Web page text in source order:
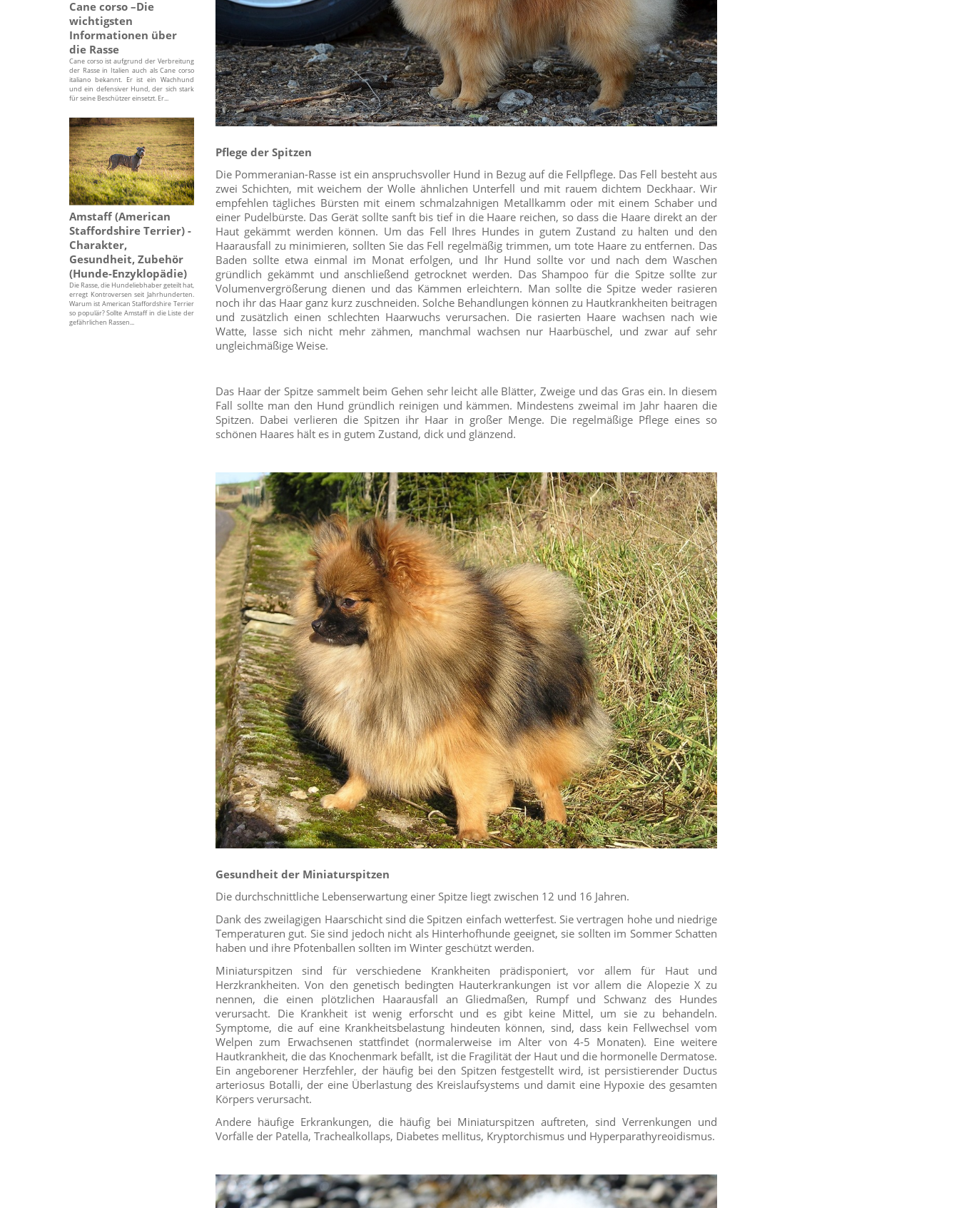
Cane corso –Die
wichtigsten
Informationen über
die Rasse
Cane corso ist aufgrund der Verbreitung
der Rasse in Italien auch als Cane corso
italiano bekannt. Er ist ein Wachhund
und ein defensiver Hund, der sich stark
für seine Beschützer einsetzt. Er...
Amstaff (American
Staffordshire Terrier) -
Charakter,
Gesundheit, Zubehör
(Hunde-Enzyklopädie)
Die Rasse, die Hundeliebhaber geteilt hat,
erregt Kontroversen seit Jahrhunderten.
Warum ist American Staffordshire Terrier
so populär? Sollte Amstaff in die Liste der
gefährlichen Rassen...
Pflege der Spitzen
Die Pommeranian-Rasse ist ein anspruchsvoller Hund in Bezug auf die Fellpflege. Das Fell besteht aus
zwei Schichten, mit weichem der Wolle ähnlichen Unterfell und mit rauem dichtem Deckhaar. Wir
empfehlen tägliches Bürsten mit einem schmalzahnigen Metallkamm oder mit einem Schaber und
einer Pudelbürste. Das Gerät sollte sanft bis tief in die Haare reichen, so dass die Haare direkt an der
Haut gekämmt werden können. Um das Fell Ihres Hundes in gutem Zustand zu halten und den
Haarausfall zu minimieren, sollten Sie das Fell regelmäßig trimmen, um tote Haare zu entfernen. Das
Baden sollte etwa einmal im Monat erfolgen, und Ihr Hund sollte vor und nach dem Waschen
gründlich gekämmt und anschließend getrocknet werden. Das Shampoo für die Spitze sollte zur
Volumenvergrößerung dienen und das Kämmen erleichtern. Man sollte die Spitze weder rasieren
noch ihr das Haar ganz kurz zuschneiden. Solche Behandlungen können zu Hautkrankheiten beitragen
und zusätzlich einen schlechten Haarwuchs verursachen. Die rasierten Haare wachsen nach wie
Watte, lasse sich nicht mehr zähmen, manchmal wachsen nur Haarbüschel, und zwar auf sehr
ungleichmäßige Weise.
Das Haar der Spitze sammelt beim Gehen sehr leicht alle Blätter, Zweige und das Gras ein. In diesem
Fall sollte man den Hund gründlich reinigen und kämmen. Mindestens zweimal im Jahr haaren die
Spitzen. Dabei verlieren die Spitzen ihr Haar in großer Menge. Die regelmäßige Pflege eines so
schönen Haares hält es in gutem Zustand, dick und glänzend.
Gesundheit der Miniaturspitzen
Die durchschnittliche Lebenserwartung einer Spitze liegt zwischen 12 und 16 Jahren.
Dank des zweilagigen Haarschicht sind die Spitzen einfach wetterfest. Sie vertragen hohe und niedrige
Temperaturen gut. Sie sind jedoch nicht als Hinterhofhunde geeignet, sie sollten im Sommer Schatten
haben und ihre Pfotenballen sollten im Winter geschützt werden.
Miniaturspitzen sind für verschiedene Krankheiten prädisponiert, vor allem für Haut und
Herzkrankheiten. Von den genetisch bedingten Hauterkrankungen ist vor allem die Alopezie X zu
nennen, die einen plötzlichen Haarausfall an Gliedmaßen, Rumpf und Schwanz des Hundes
verursacht. Die Krankheit ist wenig erforscht und es gibt keine Mittel, um sie zu behandeln.
Symptome, die auf eine Krankheitsbelastung hindeuten können, sind, dass kein Fellwechsel vom
Welpen zum Erwachsenen stattfindet (normalerweise im Alter von 4-5 Monaten). Eine weitere
Hautkrankheit, die das Knochenmark befällt, ist die Fragilität der Haut und die hormonelle Dermatose.
Ein angeborener Herzfehler, der häufig bei den Spitzen festgestellt wird, ist persistierender Ductus
arteriosus Botalli, der eine Überlastung des Kreislaufsystems und damit eine Hypoxie des gesamten
Körpers verursacht.
Andere häufige Erkrankungen, die häufig bei Miniaturspitzen auftreten, sind Verrenkungen und
Vorfälle der Patella, Trachealkollaps, Diabetes mellitus, Kryptorchismus und Hyperparathyreoidismus.